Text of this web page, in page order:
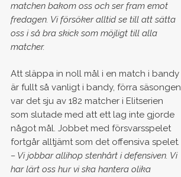
matchen bakom oss och ser fram emot
fredagen. Vi försöker alltid se till att sätta
oss i så bra skick som möjligt till alla
matcher.
Att släppa in noll mål i en match i bandy
är fullt så vanligt i bandy, förra säsongen
var det sju av 182 matcher i Elitserien
som slutade med att ett lag inte gjorde
något mål. Jobbet med försvarsspelet
fortgår alltjämt som det offensiva spelet.
– Vi jobbar allihop stenhårt i defensiven. Vi
har lärt oss hur vi ska hantera olika